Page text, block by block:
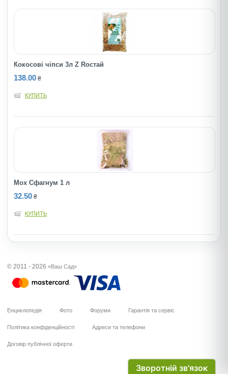
Кокосові чіпси 3л Z Rocтaй
138.00 ₴
КУПИТЬ
Мох Сфагнум 1 л
32.50 ₴
КУПИТЬ
© 2011 - 2026 «Ваш Сад»
Енциклопедія Фото Форуми Гарантія та сервіс
Політика конфіденційності Адреси та телефони
Договір публічної оферти